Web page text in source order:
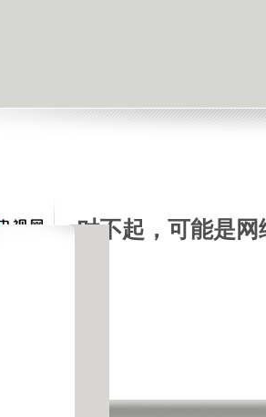
对不起，可能是